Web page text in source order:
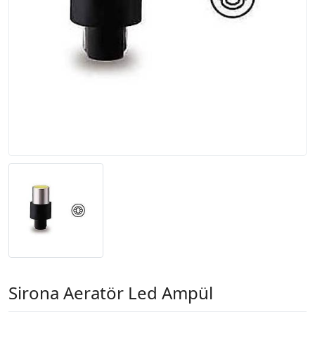
Sirona Aeratör Led Ampül